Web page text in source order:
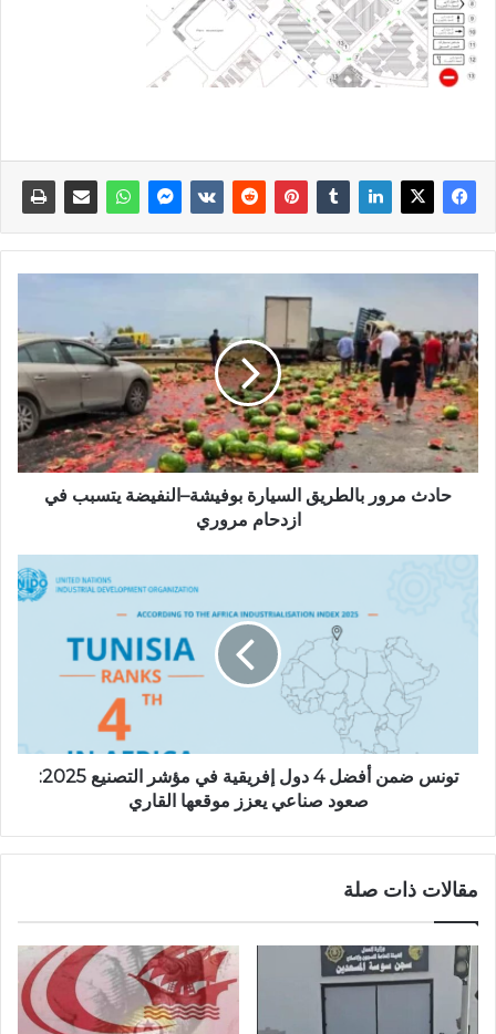
حادث مرور بالطريق السيارة بوفيشة–النفيضة يتسبب في
ازدحام مروري
تونس ضمن أفضل 4 دول إفريقية في مؤشر التصنيع 2025:
صعود صناعي يعزز موقعها القاري
مقالات ذات صلة